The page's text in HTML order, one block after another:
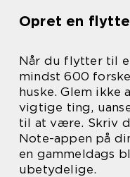
Opret en
Når du flytter til
mindst 600
huske. Glem ikke
vigtige ting,
til at være. Skriv
Note-appen på
en gammeldags
ubetydelige.